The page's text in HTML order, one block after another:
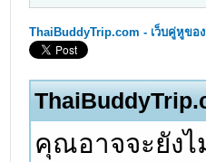
ThaiBuddyTrip.com - เว็บคู่หูขอ
คุณอาจจะยัง